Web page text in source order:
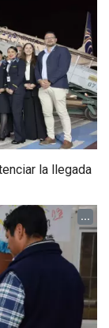
la llegada
...